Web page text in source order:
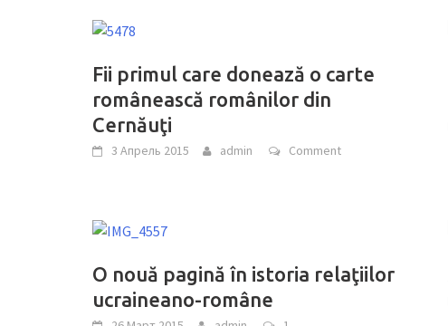
Fii primul care donează o carte
românească românilor din
Cernăuţi
3 Апрель 2015 admin Comment
O nouă pagină în istoria relaţiilor
ucraineano-române